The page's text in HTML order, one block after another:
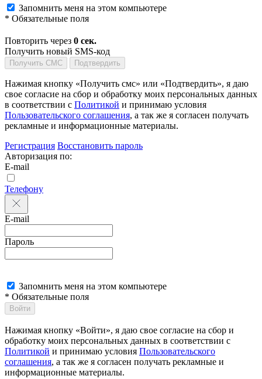
Запомнить меня на этом компьютере
* Обязательные поля
Повторить через 0 сек.
Получить новый SMS-код
Получить СМС Подтвердить
Нажимая кнопку «Получить смс» или «Подтвердить», я даю
свое согласие на сбор и обработку моих персональных данных
в соответствии с Политикой и принимаю условия
Пользовательского соглашения, а так же я согласен получать
рекламные и информационные материалы.
Регистрация Восстановить пароль
Авторизация по:
E-mail
Телефону
E-mail
Пароль
Запомнить меня на этом компьютере
* Обязательные поля
Войти
Нажимая кнопку «Войти», я даю свое согласие на сбор и
обработку моих персональных данных в соответствии с
Политикой и принимаю условия Пользовательского
соглашения, а так же я согласен получать рекламные и
информационные материалы.